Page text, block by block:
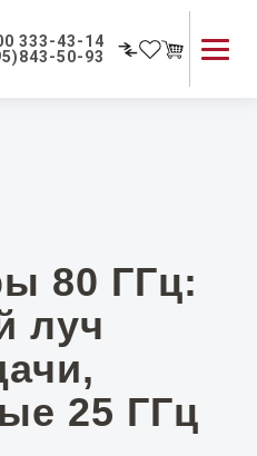
333-43-14
50-93
80 ГГц:
луч
25 ГГц